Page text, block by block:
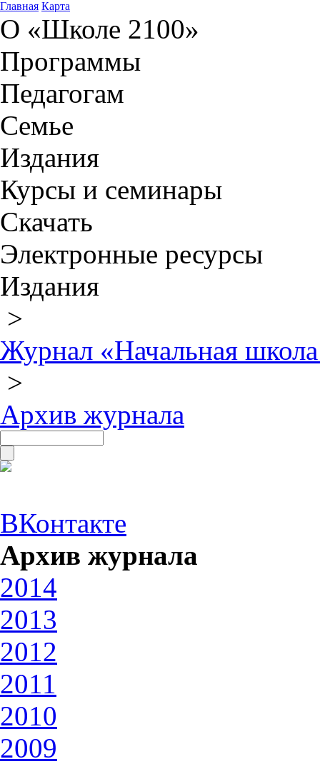
Главная Карта
О «Школе 2100»
Программы
Педагогам
Семье
Издания
Курсы и семинары
Скачать
Электронные ресурсы
Издания
>
Журнал «Начальная
>
Архив журнала
ВКонтакте
Архив журнала
2014
2013
2012
2011
2010
2009